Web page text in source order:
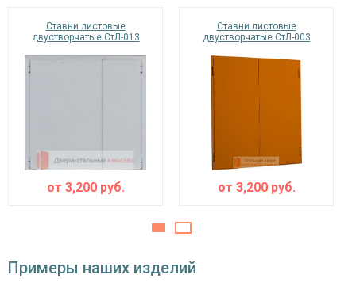
Ставни листовые
двустворчатые СтЛ-013
от 3,200руб.
Ставни листовые
двустворчатые СтЛ-003
от 3,200руб.
Примеры наших изделий